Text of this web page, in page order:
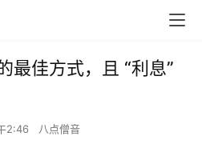
最佳方式，且 “利息”
2:46 八点僧音